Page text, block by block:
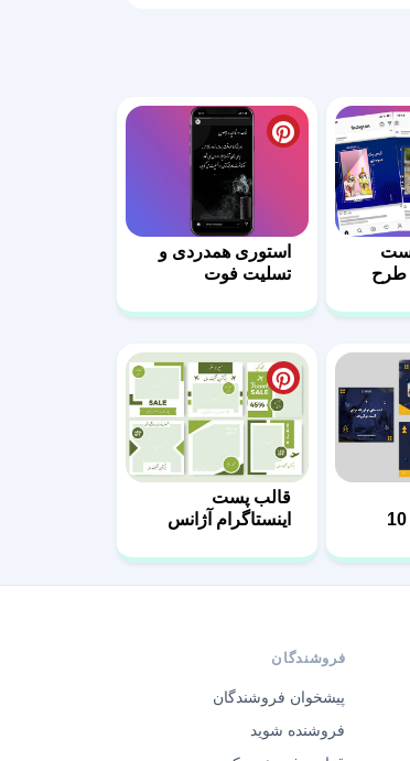
طرح
استوری همدردی و
تسلیت فوت
قالب پست
اینستاگرام آژانس
فروشندگان
پیشخوان فروشندگان
فروشنده شوید